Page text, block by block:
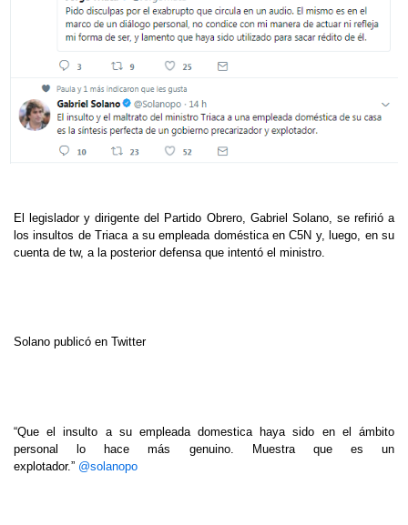
El legislador y dirigente del Partido Obrero, Gabriel Solano, se refirió a
los insultos de Triaca a su empleada doméstica en C5N y, luego, en su
cuenta de tw, a la posterior defensa que intentó el ministro.
Solano publicó en Twitter
“Que el insulto a su empleada domestica haya sido en el ámbito
personal lo hace más genuino. Muestra que es un
explotador.” @solanopo